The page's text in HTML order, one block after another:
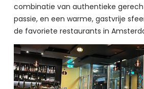
combinatie van authentieke
passie, en een warme, gastvrije
de favoriete restaurants in